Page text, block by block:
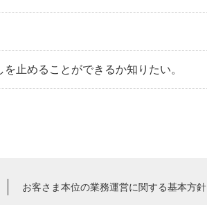
止めることができるか知りたい。
お客さま本位の業務運営に関する基本方針